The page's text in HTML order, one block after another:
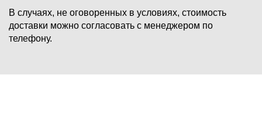
В случаях, не оговоренных в условиях, стоимость
доставки можно согласовать с менеджером по
телефону.